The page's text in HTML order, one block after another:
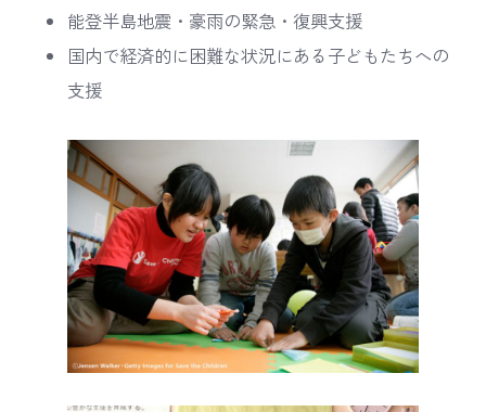
能登半島地震・豪雨の緊急・復興支援
国内で経済的に困難な状況にある子どもたちへの
支援